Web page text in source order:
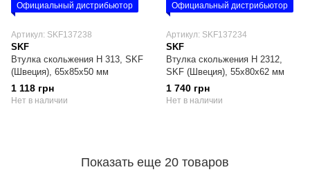
Официальный дистрибьютор
Артикул: SKF137238
SKF
Втулка скольжения H 313, SKF
(Швеция), 65х85х50 мм
1 118 грн
Нет в наличии
Официальный дистрибьютор
Артикул: SKF137234
SKF
Втулка скольжения H 2312,
SKF (Швеция), 55х80х62 мм
1 740 грн
Нет в наличии
Показать еще 20 товаров